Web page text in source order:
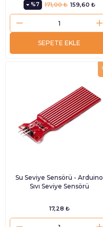
%7 159,60 ₺
171,00 ₺
SEPETE EKLE
Su Seviye Sensörü - Arduino
Sıvı Seviye Sensörü
17,28 ₺